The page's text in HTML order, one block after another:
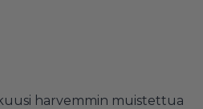
harvemmin muistettua